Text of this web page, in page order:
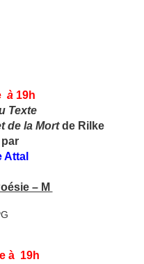
à 19h
Texte
de la Mortde Rilke
Attal
– M
à 19h